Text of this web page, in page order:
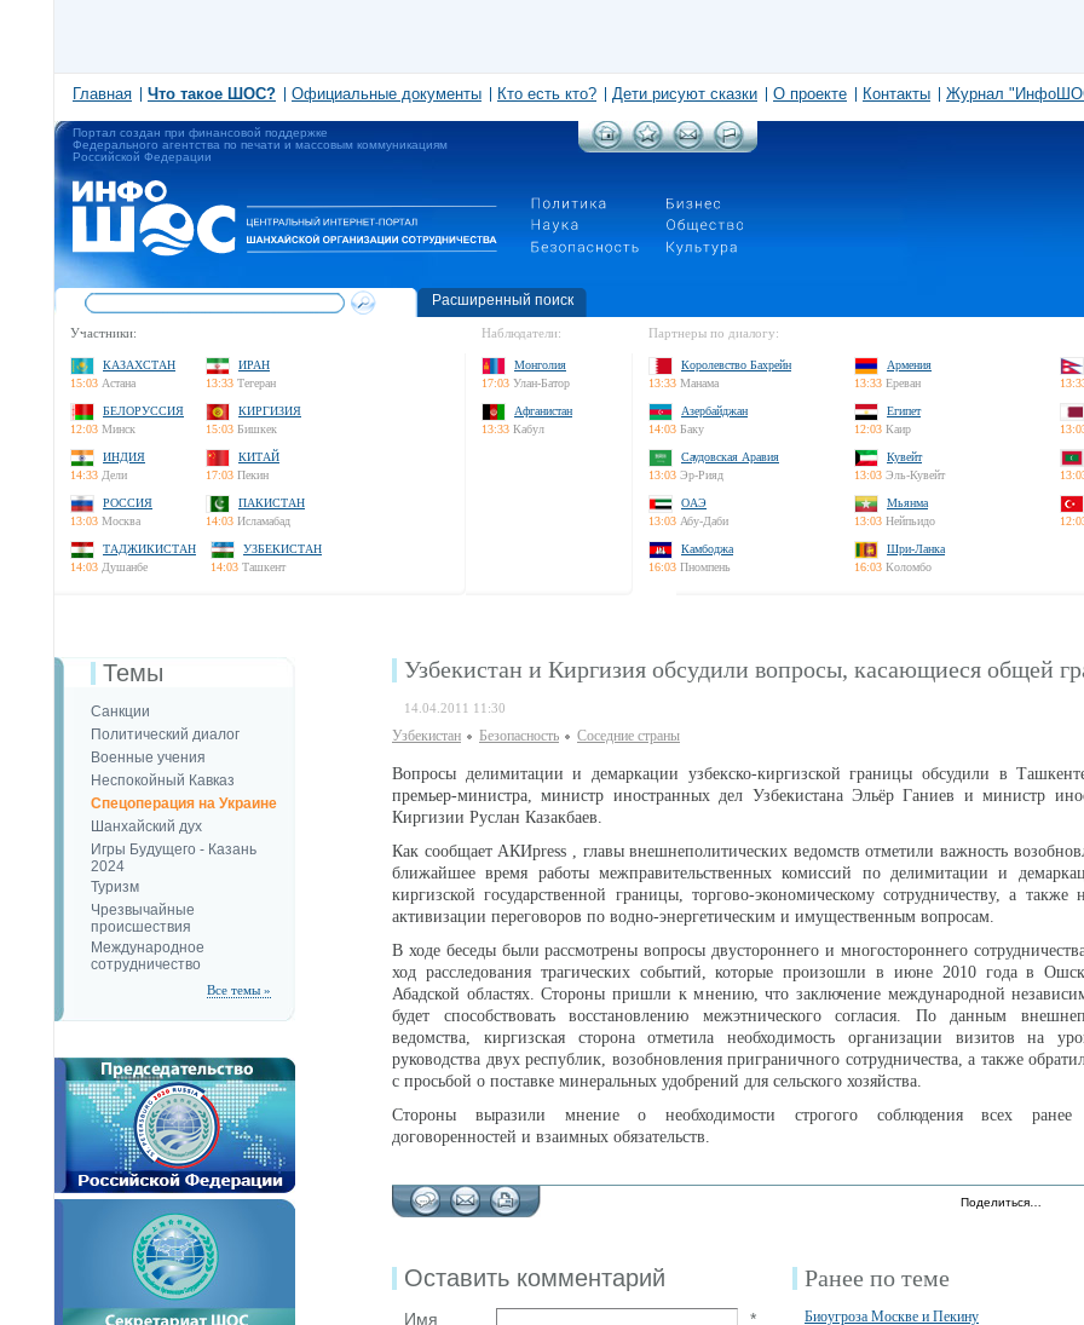
Главная Что такое ШОС? Официальные документы Кто есть кто? Дети рисуют сказки О проекте Контакты Журнал
Портал создан при финансовой поддержке
Федерального агентства по печати и массовым коммуникациям
Российской Федерации
Расширенный поиск
Участники:
КАЗАХСТАН
15:03 Астана
ИРАН
13:33 Тегеран
БЕЛОРУССИЯ
12:03 Минск
КИРГИЗИЯ
15:03 Бишкек
ИНДИЯ
14:33 Дели
КИТАЙ
17:03 Пекин
РОССИЯ
13:03 Москва
ПАКИСТАН
14:03 Исламабад
ТАДЖИКИСТАН
14:03 Душанбе
УЗБЕКИСТАН
14:03 Ташкент
Наблюдатели:
Монголия
17:03 Улан-Батор
Афганистан
13:33 Кабул
Партнеры по диалогу:
Королевство Бахрейн
13:33 Манама
Армения
13:33 Ереван
Азербайджан
14:03 Баку
Египет
12:03 Каир
Саудовская Аравия
13:03 Эр-Рияд
Кувейт
13:03 Эль-Кувейт
ОАЭ
13:03 Абу-Даби
Мьянма
13:03 Нейпьидо
Камбоджа
16:03 Пномпень
Шри-Ланка
16:03 Коломбо
Темы
Санкции
Политический диалог
Военные учения
Неспокойный Кавказ
Спецоперация на Украине
Шанхайский дух
Игры Будущего - Казань
2024
Туризм
Чрезвычайные
происшествия
Международное
сотрудничество
Все темы »
Узбекистан и Киргизия обсудили вопросы, касающиеся общей
14.04.2011 11:30
Узбекистан Безопаcность Соседние страны
Вопросы делимитации и демаркации узбекско-киргизской границы обсудили в
премьер-министра, министр иностранных дел Узбекистана Эльёр Ганиев и министр
Киргизии Руслан Казакбаев.
Как сообщает АКИpress , главы внешнеполитических ведомств отметили важность
ближайшее время работы межправительственных комиссий по делимитации и
киргизской государственной границы, торгово-экономическому сотрудничеству, а также
активизации переговоров по водно-энергетическим и имущественным вопросам.
В ходе беседы были рассмотрены вопросы двустороннего и многостороннего
ход расследования трагических событий, которые произошли в июне 2010 года в
Абадской областях. Стороны пришли к мнению, что заключение международной
будет способствовать восстановлению межэтнического согласия. По данным
ведомства, киргизская сторона отметила необходимость организации визитов на
руководства двух республик, возобновления приграничного сотрудничества, а также
с просьбой о поставке минеральных удобрений для сельского хозяйства.
Стороны выразили мнение о необходимости строгого соблюдения всех ранее
договоренностей и взаимных обязательств.
Поделиться…
Оставить комментарий
Имя
*
Ранее по теме
Биоугроза Москве и Пекину